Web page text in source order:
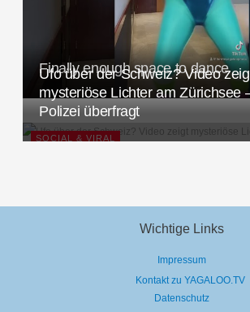
Finally enough space to dance
SOCIAL & VIRAL
Ufo über der Schweiz? Video
mysteriöse Lichter am Zürichsee
Polizei überfragt
Wichtige Links
Impressum
Kontakt zu YAGALOO.TV
Datenschutz